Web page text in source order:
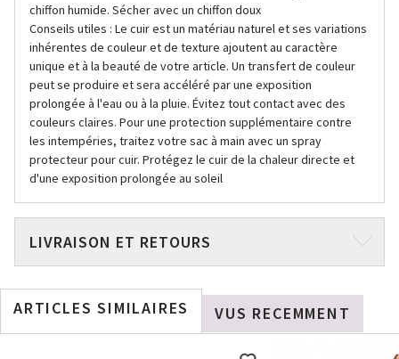
chiffon humide. Sécher avec un chiffon doux
Conseils utiles : Le cuir est un matériau naturel et ses variations
inhérentes de couleur et de texture ajoutent au caractère
unique et à la beauté de votre article. Un transfert de couleur
peut se produire et sera accéléré par une exposition
prolongée à l'eau ou à la pluie. Évitez tout contact avec des
couleurs claires. Pour une protection supplémentaire contre
les intempéries, traitez votre sac à main avec un spray
protecteur pour cuir. Protégez le cuir de la chaleur directe et
d'une exposition prolongée au soleil
LIVRAISON ET RETOURS
ARTICLES SIMILAIRES VUS RECEMMENT